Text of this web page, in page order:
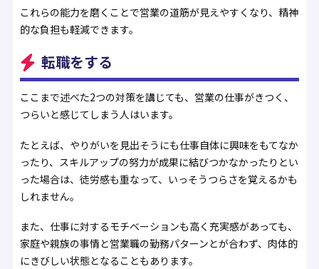
これらの能力を磨くことで営業の道筋が見えやすくなり、精神
的な負担も軽減できます。
転職をする
ここまで述べた2つの対策を講じても、営業の仕事がきつく、
つらいと感じてしまう人はいます。
たとえば、やりがいを見出そうにも仕事自体に興味をもてなか
ったり、スキルアップの努力が成果に結びつかなかったりとい
った場合は、徒労感も重なって、いっそうつらさを覚えるかも
しれません。
また、仕事に対するモチベーションも高く充実感があっても、
家庭や親族の事情と営業職の勤務パターンとが合わず、肉体的
にきびしい状態となることもあります。